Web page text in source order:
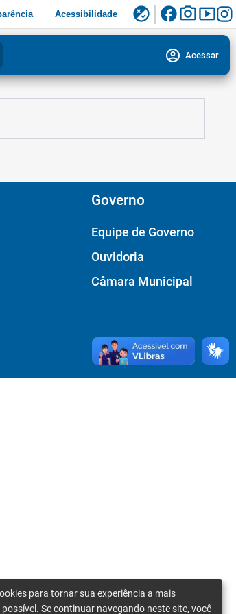
Acessibilidade flaky facebookphoto_camerasmart_display
account_circle Acessar
Governo
Equipe de Governo
Ouvidoria
Câmara Municipal
para tornar sua experiência a mais
Se continuar navegando neste site, você